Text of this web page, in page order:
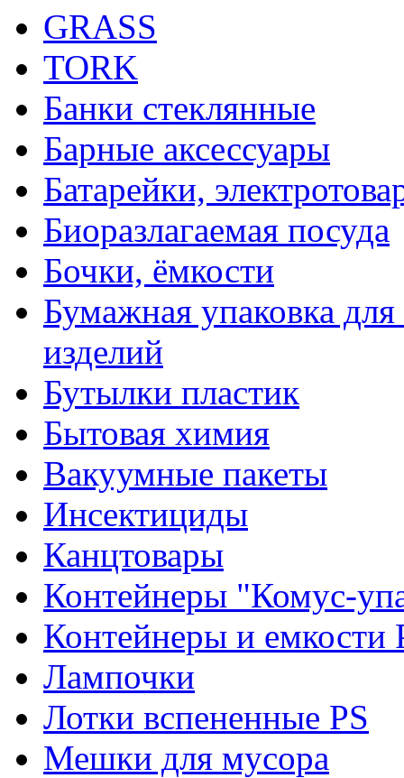
GRASS
TORK
Банки стеклянные
Барные аксессуары
Батарейки,
Биоразлагаемая посуда
Бочки, ёмкости
Бумажная упаковка
изделий
Бутылки пластик
Бытовая химия
Вакуумные пакеты
Инсектициды
Канцтовары
Контейнеры "Комус-
Контейнеры и емкости
Лампочки
Лотки вспененные PS
Мешки для мусора